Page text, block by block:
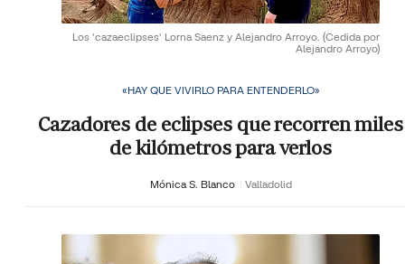
Los 'cazaeclipses' Lorna Saenz y Alejandro Arroyo. (Cedida por
Alejandro Arroyo)
«HAY QUE VIVIRLO PARA ENTENDERLO»
Cazadores de eclipses que recorren miles
de kilómetros para verlos
Mónica S. Blanco Valladolid